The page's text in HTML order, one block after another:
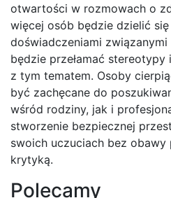
otwartości w rozmowach o
więcej osób będzie dzielić
doświadczeniami związanymi
będzie przełamać
z tym tematem. Osoby
być zachęcane do
wśród rodziny, jak i
stworzenie bezpiecznej
swoich uczuciach bez
krytyką.
Polecamy